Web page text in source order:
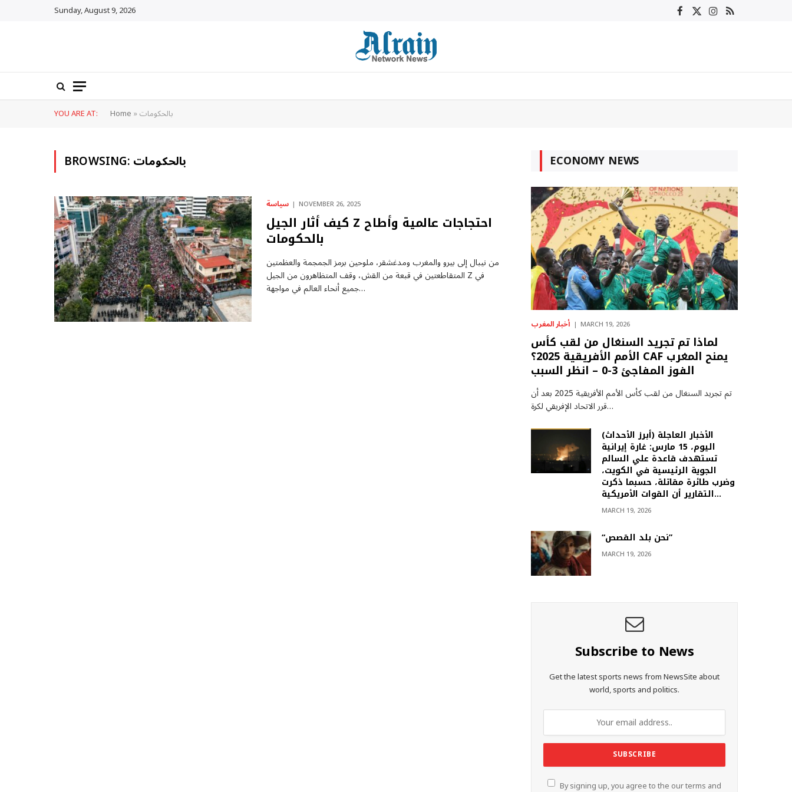
Sunday, August 9, 2026 Facebook
X Instagram
RSS
YOU ARE AT: Home»بالحكومات
BROWSING:بالحكومات
سياسة NOVEMBER 26, 2025
كيف أثار الجيل Z احتجاجات عالمية وأطاح
بالحكومات
من نيبال إلى بيرو والمغرب ومدغشقر، ملوحين برمز الجمجمة والعظمتين
المتقاطعتين في قبعة من القش، وقف المتظاهرون من الجيل Z في
جميع أنحاء العالم في مواجهة…
ECONOMY NEWS
أخبار المغرب MARCH 19, 2026
لماذا تم تجريد السنغال من لقب كأس
الأمم الأفريقية 2025؟ CAF يمنح المغرب
الفوز المفاجئ 3-0 – انظر السبب
تم تجريد السنغال من لقب كأس الأمم الأفريقية 2025 بعد أن
قرر الاتحاد الإفريقي لكرة…
(أبرز الأحداث) الأخبار العاجلة
اليوم، 15 مارس: غارة إيرانية
تستهدف قاعدة علي السالم
الجوية الرئيسية في الكويت،
وضرب طائرة مقاتلة، حسبما ذكرت
التقارير أن القوات الأمريكية…
MARCH 19, 2026
“نحن بلد القصص”
MARCH 19, 2026
Subscribe to News
Get the latest sports news from NewsSite about
world, sports and politics.
By signing up, you agree to the our terms and